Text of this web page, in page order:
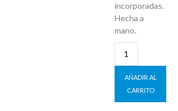
incorporadas.
Hecha a
mano.
AÑADIR AL
CARRITO